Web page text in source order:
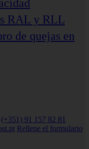
RAL y RLL
de quejas en
(+351) 91 157 82 81
Rellene el formulario